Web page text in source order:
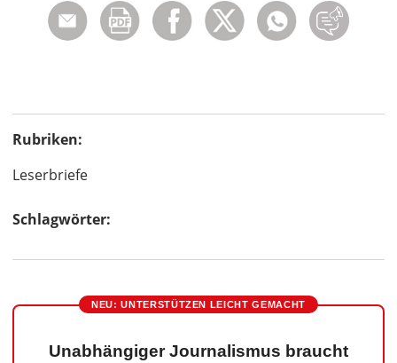
Rubriken:
Leserbriefe
Schlagwörter:
NEU: UNTERSTÜTZEN LEICHT GEMACHT
Unabhängiger Journalismus braucht